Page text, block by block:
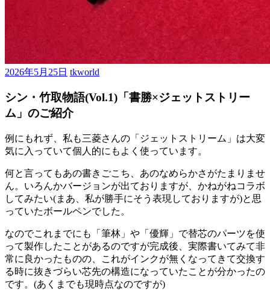
2026年5月25日 tkworld
シン・竹取物語(Vol.1)「書勝×ジェットストリー
ム」のご紹介
例にもれず、私も三菱さんの「ジェットストリーム」は大変
気に入っていて個人的にもよく使っています。
何と言ってもあの書きごこち、あのなめらかさがたまりませ
ん。いろんかバージョンが出ておりますが、かねがねコラボ
してみたい(まあ、私が勝手にそう表現しておりますが)と思
っていたボールペンでした。
なのでこれまでにも「筆林」や「優輝」で替芯のパーツを使
って製作したことがあるのですが完成後、実際書いてみて非
常に良かったものの、これがインクが無くなってきて交換す
る時に抜きづらい芯先の構造になっていたことが分かったの
です。(あくまでも現時点なのですが)